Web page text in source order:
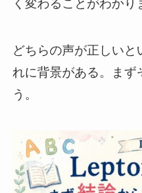
く変わることがわかり
どちらの声が正しい
れに背景がある。まず
う。